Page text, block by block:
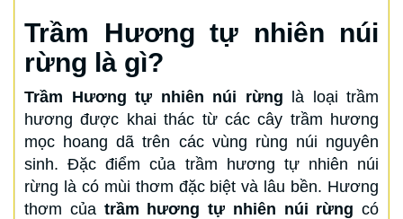
Trầm Hương tự nhiên núi
rừng là gì?
Trầm Hương tự nhiên núi rừng là loại trầm
hương được khai thác từ các cây trầm hương
mọc hoang dã trên các vùng rùng núi nguyên
sinh. Đặc điểm của trầm hương tự nhiên núi
rừng là có mùi thơm đặc biệt và lâu bền. Hương
thơm của trầm hương tự nhiên núi rừng có